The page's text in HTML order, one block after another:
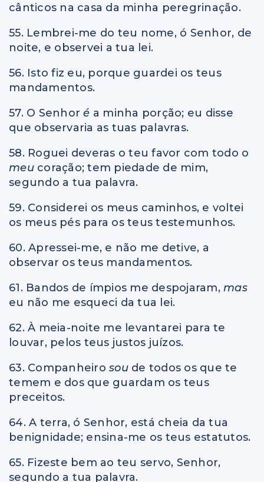
cânticos na casa da minha peregrinação.
55. Lembrei-me do teu nome, ó Senhor, de
noite, e observei a tua lei.
56. Isto fiz eu, porque guardei os teus
mandamentos.
57. O Senhoré a minha porção; eu disse
que observaria as tuas palavras.
58. Roguei deveras o teu favor com todo o
meu coração; tem piedade de mim,
segundo a tua palavra.
59. Considerei os meus caminhos, e voltei
os meus pés para os teus testemunhos.
60. Apressei-me, e não me detive, a
observar os teus mandamentos.
61. Bandos de ímpios me despojaram, mas
eu não me esqueci da tua lei.
62. À meia-noite me levantarei para te
louvar, pelos teus justos juízos.
63. Companheiro sou de todos os que te
temem e dos que guardam os teus
preceitos.
64. A terra, ó Senhor, está cheia da tua
benignidade; ensina-me os teus estatutos.
65. Fizeste bem ao teu servo, Senhor,
segundo a tua palavra.